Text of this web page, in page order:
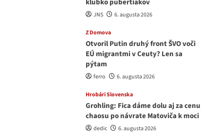
klubko pubertiakov
JNS 6. augusta 2026
Z Domova
Otvoril Putin druhý front ŠVO voči
EÚ migrantmi v Ceuty? Len sa
pýtam
ferro 6. augusta 2026
Hrobári Slovenska
Grohling: Fica dáme dolu aj za cenu
chaosu po návrate Matoviča k moci
dedic 6. augusta 2026